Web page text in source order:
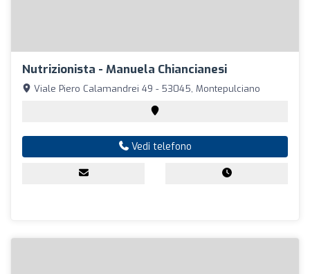
Nutrizionista - Manuela Chiancianesi
Viale Piero Calamandrei 49 - 53045, Montepulciano
Vedi telefono